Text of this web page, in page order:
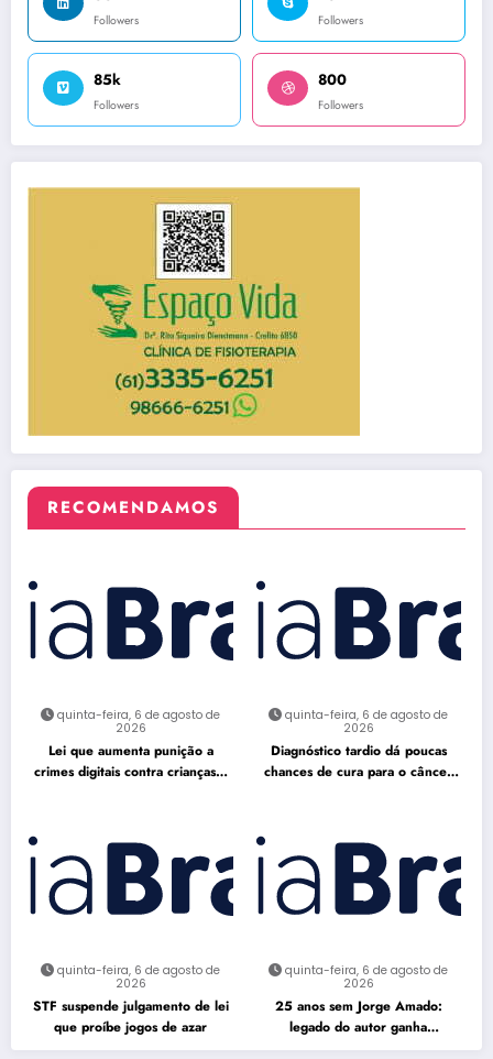
Followers Followers
85k
Followers
800
Followers
RECOMENDAMOS
quinta-feira, 6 de agosto de
2026
Lei que aumenta punição a
crimes digitais contra crianças é
quinta-feira, 6 de agosto de
2026
Diagnóstico tardio dá poucas
chances de cura para o câncer
quinta-feira, 6 de agosto de
2026
STF suspende julgamento de lei
que proíbe jogos de azar
quinta-feira, 6 de agosto de
2026
25 anos sem Jorge Amado:
legado do autor ganha
celebração na Flipelô